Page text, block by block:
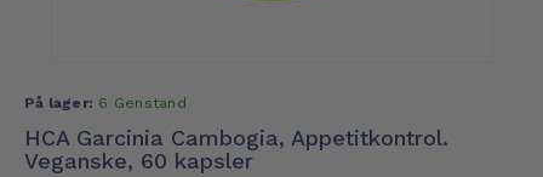
På lager: 6 Genstand
HCA Garcinia Cambogia, Appetitkontrol.
Veganske, 60 kapsler